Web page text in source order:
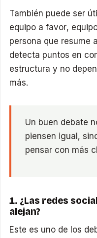
También puede ser
equipo a favor,
persona que resume
detecta puntos en
estructura y no
más.
Un buen debate
piensen igual,
pensar con más
1. ¿Las redes
alejan?
Este es uno de los